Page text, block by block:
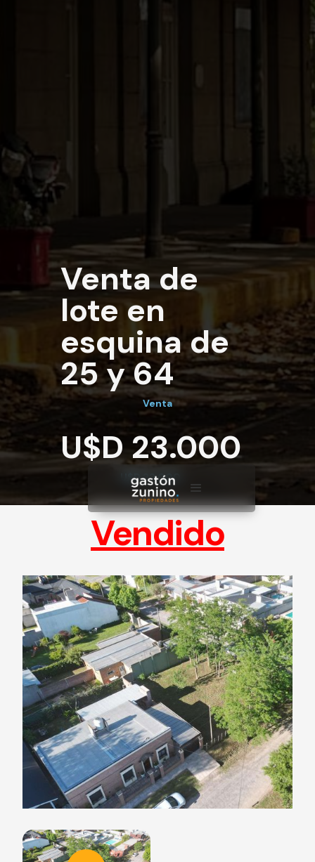
Venta de
lote en
esquina de
25 y 64
Venta
U$D 23.000
U$D 23.000
Vendido